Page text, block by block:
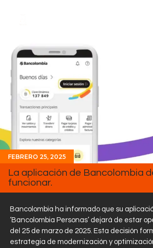
Inicio Real FM
Streaming
En Vivo
Descarga La APP
Programas
Noticias
Equipo
Sobre Nosotros
Contactos
FEBRERO 25, 2025
La aplicación de Bancolombia
funcionar.
Bancolombia ha informado que su
‘Bancolombia Personas’ dejará de estar
del 25 de marzo de 2025. Esta decisión
estrategia de modernización y